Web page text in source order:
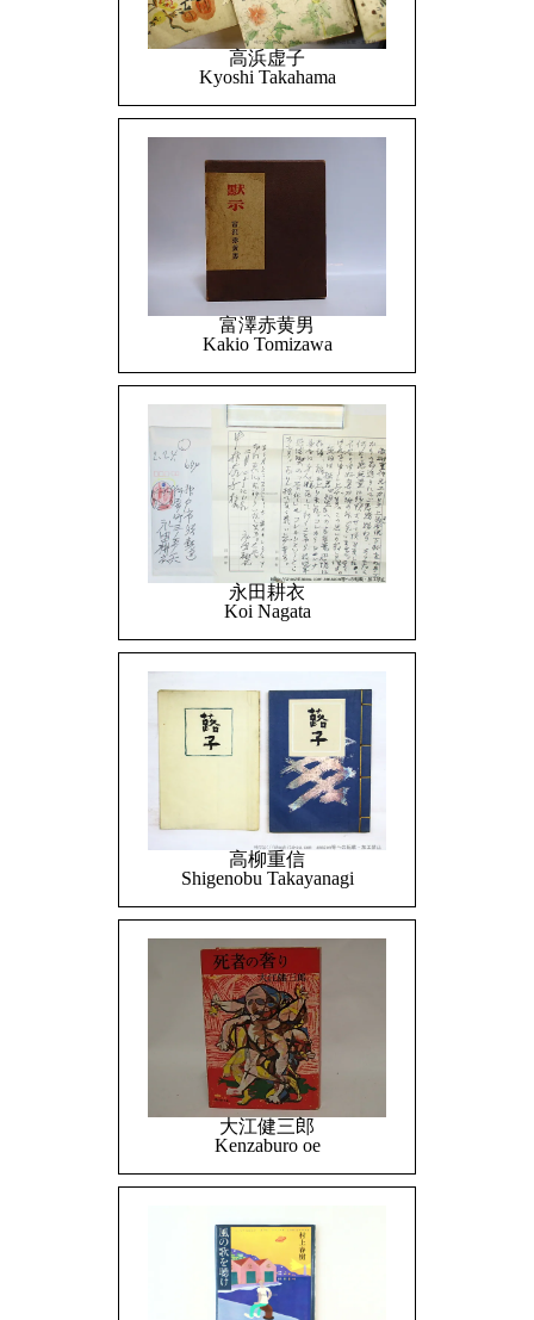
高浜虚子
Kyoshi Takahama
富澤赤黄男
Kakio Tomizawa
永田耕衣
Koi Nagata
高柳重信
Shigenobu Takayanagi
大江健三郎
Kenzaburo oe